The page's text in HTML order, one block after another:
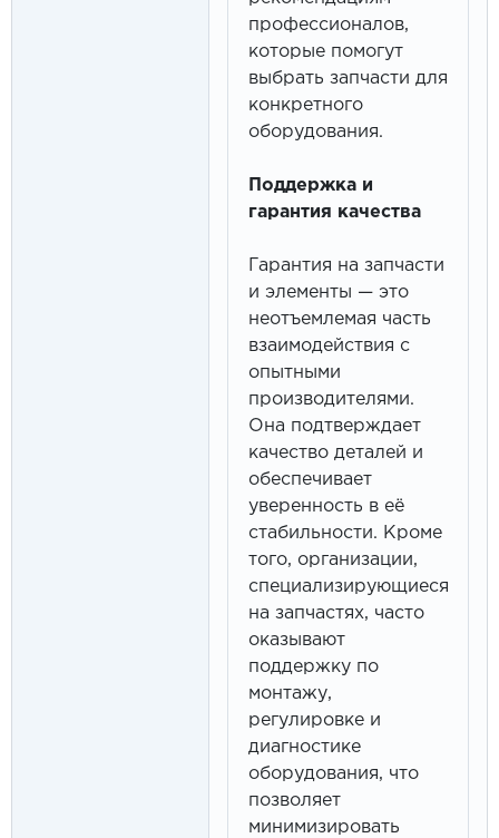
профессионалов,
которые помогут
выбрать запчасти для
конкретного
оборудования.
Поддержка и
гарантия качества
Гарантия на запчасти
и элементы — это
неотъемлемая часть
взаимодействия с
опытными
производителями.
Она подтверждает
качество деталей и
обеспечивает
уверенность в её
стабильности. Кроме
того, организации,
специализирующиеся
на запчастях, часто
оказывают
поддержку по
монтажу,
регулировке и
диагностике
оборудования, что
позволяет
минимизировать